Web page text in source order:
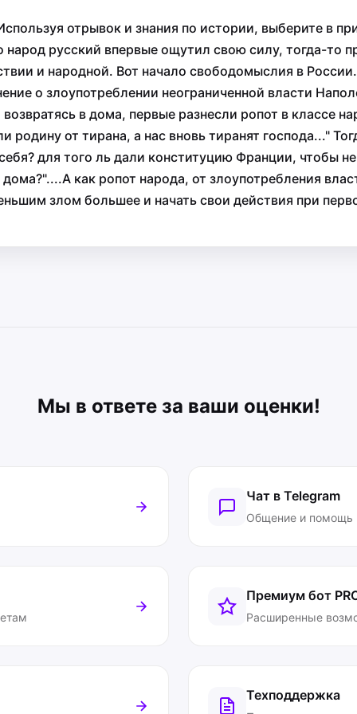
отрывок и знания по истории, выберите в
русский впервые ощутил свою силу, тогда-то
и народной. Вот начало свободомыслия в
о злоупотреблении неограниченной власти
в дома, первые разнесли ропот в классе
от тирана, а нас вновь тиранят господа..."
для того ль дали конституцию Франции, чтобы
как ропот народа, от злоупотребления
злом большее и начать свои действия при
Мы в ответе за ваши оценки!
Чат в Telegram
Общение и помощь
Премиум бот
Расширенные
Техподдержка